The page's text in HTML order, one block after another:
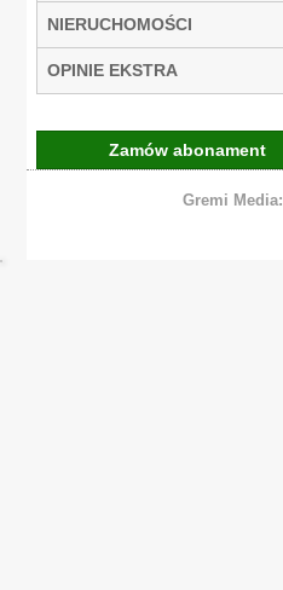
NIERUCHOMOŚCI
OPINIE EKSTRA
Zamów abonament
Gremi Media: